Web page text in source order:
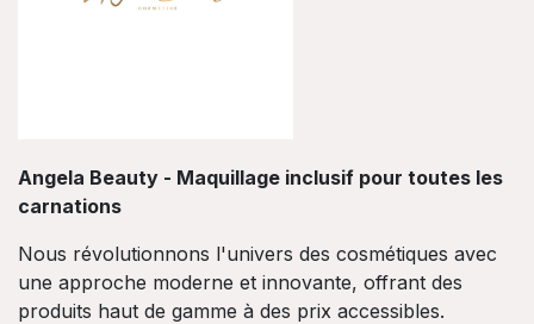
Angela Beauty - Maquillage inclusif pour toutes les
carnations
Nous révolutionnons l'univers des cosmétiques avec
une approche moderne et innovante, offrant des
produits haut de gamme à des prix accessibles.